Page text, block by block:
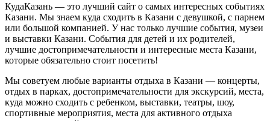
КудаКазань — это лучший сайт о самых интересных событиях
Казани. Мы знаем куда сходить в Казани с девушкой, с парнем
или большой компанией. У нас только лучшие события, музеи
и выставки Казани. События для детей и их родителей,
лучшие достопримечательности и интересные места Казани,
которые обязательно стоит посетить!
Мы советуем любые варианты отдыха в Казани — концерты,
отдых в парках, достопримечательности для экскурсий, места,
куда можно сходить с ребенком, выставки, театры, шоу,
спортивные мероприятия, места для активного отдыха